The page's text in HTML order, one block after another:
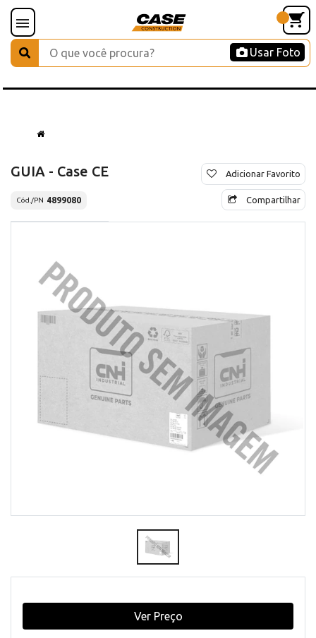
Usar Foto
GUIA - Case CE
Cód./PN 4899080
Adicionar Favorito
Compartilhar
Ver Preço